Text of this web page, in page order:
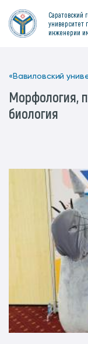
Саратовский
университет
инженерии
«Вавиловский
Морфология,
биология